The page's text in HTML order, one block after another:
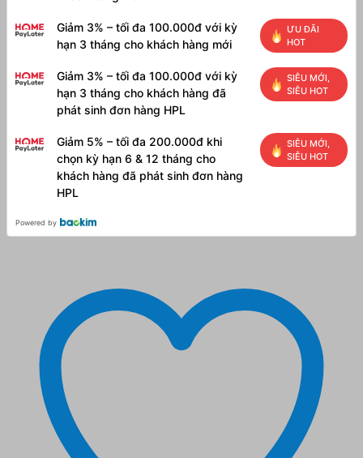
Giảm 3% – tối đa 100.000đ với kỳ
hạn 3 tháng cho khách hàng mới
ƯU ĐÃI
HOT
Giảm 3% – tối đa 100.000đ với kỳ
hạn 3 tháng cho khách hàng đã
phát sinh đơn hàng HPL
SIÊU MỚI,
SIÊU HOT
Giảm 5% – tối đa 200.000đ khi
chọn kỳ hạn 6 & 12 tháng cho
khách hàng đã phát sinh đơn hàng
HPL
SIÊU MỚI,
SIÊU HOT
Powered by